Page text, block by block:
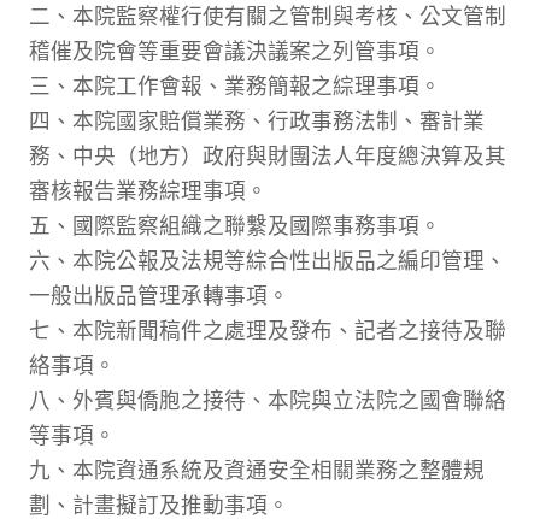
二、本院監察權行使有關之管制與考核、公文管制
稽催及院會等重要會議決議案之列管事項。
三、本院工作會報、業務簡報之綜理事項。
四、本院國家賠償業務、行政事務法制、審計業
務、中央（地方）政府與財團法人年度總決算及其
審核報告業務綜理事項。
五、國際監察組織之聯繫及國際事務事項。
六、本院公報及法規等綜合性出版品之編印管理、
一般出版品管理承轉事項。
七、本院新聞稿件之處理及發布、記者之接待及聯
絡事項。
八、外賓與僑胞之接待、本院與立法院之國會聯絡
等事項。
九、本院資通系統及資通安全相關業務之整體規
劃、計畫擬訂及推動事項。